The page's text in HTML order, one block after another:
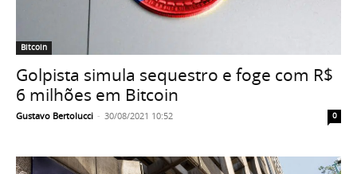
Bitcoin
Golpista simula sequestro e foge com R$
6 milhões em Bitcoin
Gustavo Bertolucci - 30/08/2021 10:52 0